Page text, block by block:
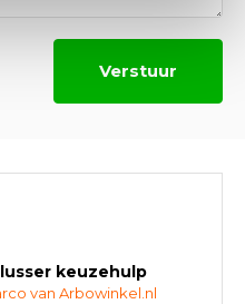
Verstuur
keuzehulp
van Arbowinkel.nl